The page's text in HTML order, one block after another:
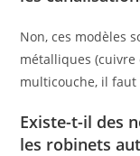
Non, ces modèles
métalliques (cuivre
multicouche, il
Existe-t-il des
les robinets